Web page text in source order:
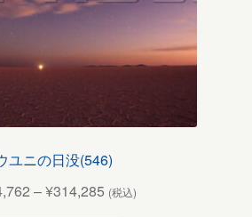
ユニの日没(546)
–¥314,285 (税込)